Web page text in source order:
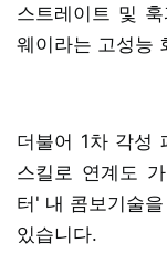
스트레이트 및
웨이라는 고성능
더불어 1차 각성
스킬로 연계도
터' 내 콤보기술
있습니다.